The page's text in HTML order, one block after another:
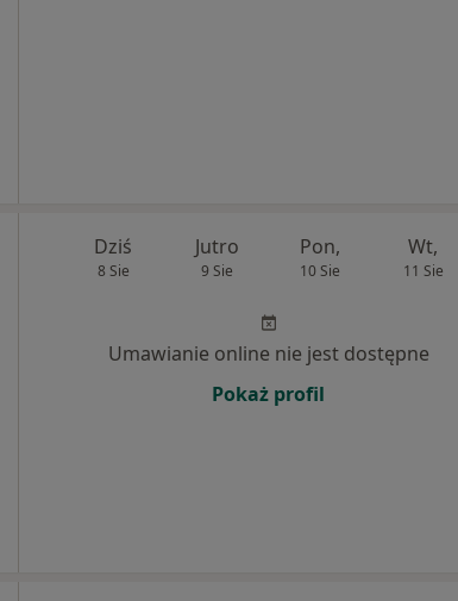
Dziś
8 Sie
Jutro
9 Sie
Pon,
10 Sie
Wt,
11 Sie
Umawianie online nie jest dostępne
Pokaż profil